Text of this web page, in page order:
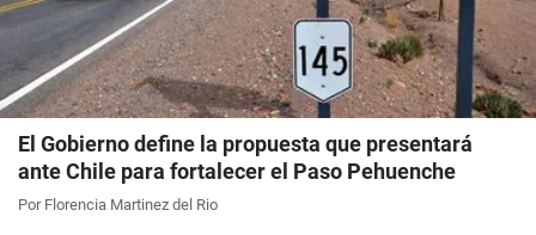
El Gobierno define la propuesta que presentará
ante Chile para fortalecer el Paso Pehuenche
Por Florencia Martinez del Rio